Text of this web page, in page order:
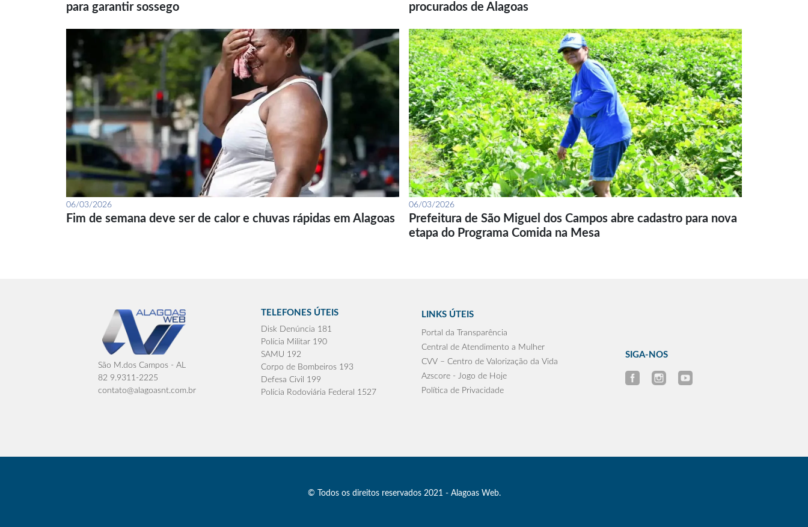
para garantir sossego
procurados de Alagoas
06/03/2026
Fim de semana deve ser de calor e chuvas rápidas em Alagoas
06/03/2026
Prefeitura de São Miguel dos Campos abre cadastro para nova
etapa do Programa Comida na Mesa
São M.dos Campos - AL
82 9.9311-2225
contato@alagoasnt.com.br
TELEFONES ÚTEIS
Disk Denúncia 181
Polícia Militar 190
SAMU 192
Corpo de Bombeiros 193
Defesa Civil 199
Polícia Rodoviária Federal 1527
LINKS ÚTEIS
Portal da Transparência
Central de Atendimento a Mulher
CVV – Centro de Valorização da Vida
Azscore - Jogo de Hoje
Política de Privacidade
SIGA-NOS
© Todos os direitos reservados 2021 - Alagoas Web.